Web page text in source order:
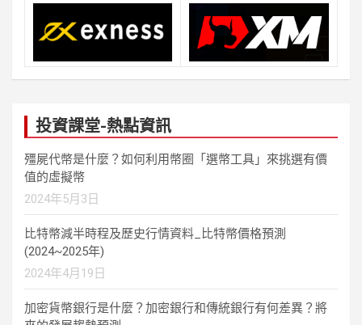
投資課堂-熱點資訊
殭屍代幣是什麼？如何利用幣圈「選幣工具」來挑選有價
值的虛擬幣
2024年5月3日
比特幣減半時程及歷史行情資料_比特幣價格預測
(2024~2025年)
2024年4月19日
加密貨幣銀行是什麼？加密銀行和傳統銀行有何差異？將